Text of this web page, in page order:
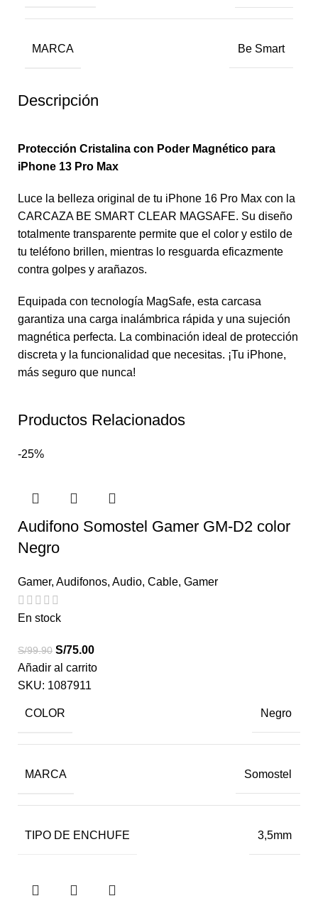
Descripción
Protección Cristalina con Poder Magnético para
iPhone 13 Pro Max
Luce la belleza original de tu iPhone 16 Pro Max con la
CARCAZA BE SMART CLEAR MAGSAFE. Su diseño
totalmente transparente permite que el color y estilo de
tu teléfono brillen, mientras lo resguarda eficazmente
contra golpes y arañazos.
Equipada con tecnología MagSafe, esta carcasa
garantiza una carga inalámbrica rápida y una sujeción
magnética perfecta. La combinación ideal de protección
discreta y la funcionalidad que necesitas. ¡Tu iPhone,
más seguro que nunca!
MARCA Be Smart
Productos Relacionados
-25%
Audifono Somostel Gamer GM-D2 color
Negro
Gamer, Audifonos, Audio, Cable, Gamer
En stock
S/99.90 S/75.00
Añadir al carrito
SKU: 1087911
COLOR Negro
MARCA Somostel
TIPO DE ENCHUFE 3,5mm